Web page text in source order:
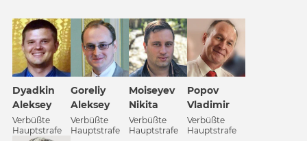
Dyadkin
Aleksey
Verbüßte
Hauptstrafe
Goreliy
Aleksey
Verbüßte
Hauptstrafe
Moiseyev
Nikita
Verbüßte
Hauptstrafe
Popov
Vladimir
Verbüßte
Hauptstrafe